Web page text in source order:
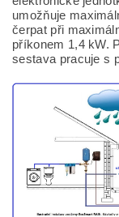
umožňuje
čerpat při
příkonem 1,4 kW.
sestava pracuje s